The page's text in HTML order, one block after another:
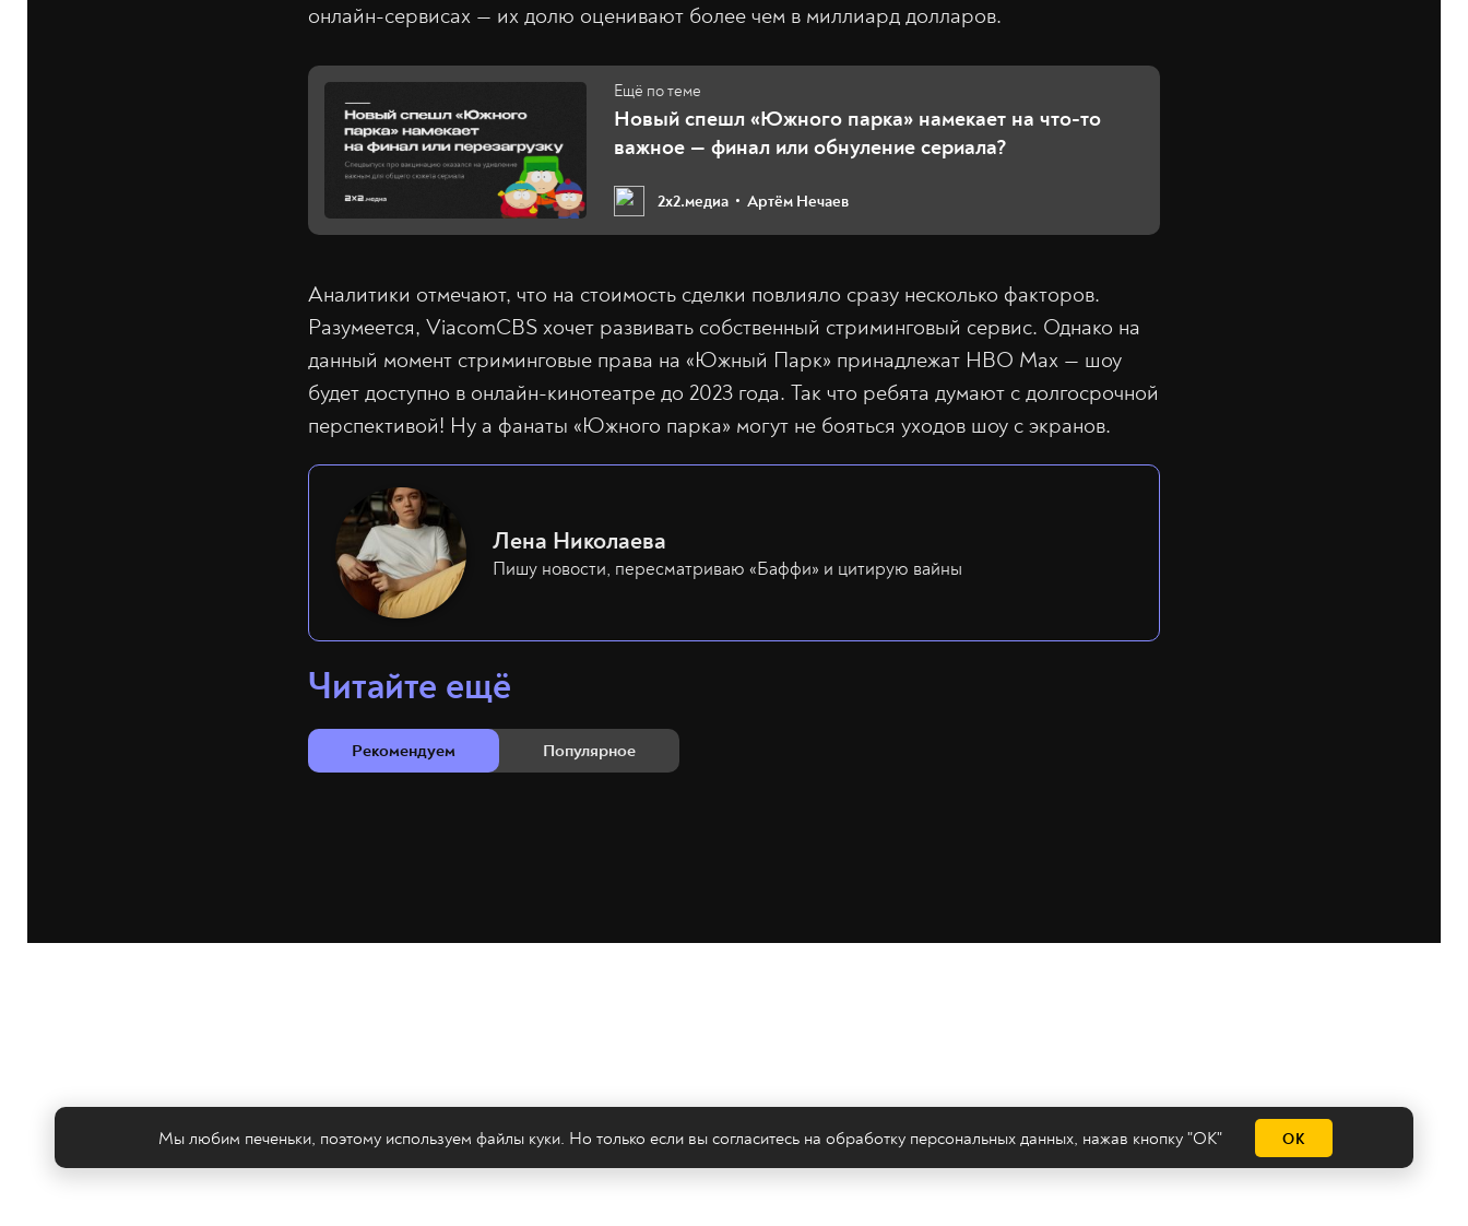
онлайн-сервисах — их долю оценивают более чем в миллиард долларов.
Новый спешл «Южного парка» намекает на что-то
важное — финал или обнуление сериала?
2х2.медиа Артём Нечаев
Аналитики отмечают, что на стоимость сделки повлияло сразу несколько факторов.
Разумеется, ViacomCBS хочет развивать собственный стриминговый сервис. Однако на
данный момент стриминговые права на «Южный Парк» принадлежат HBO Max — шоу
будет доступно в онлайн-кинотеатре до 2023 года. Так что ребята думают с долгосрочной
перспективой! Ну а фанаты «Южного парка» могут не бояться уходов шоу с экранов.
Лена Николаева
Пишу новости, пересматриваю «Баффи» и цитирую вайны
Читайте ещё
Рекомендуем Популярное
Мы любим печеньки, поэтому используем файлы куки. Но только если вы согласитесь на обработку персональных данных, нажав кнопку "ОК" ОК